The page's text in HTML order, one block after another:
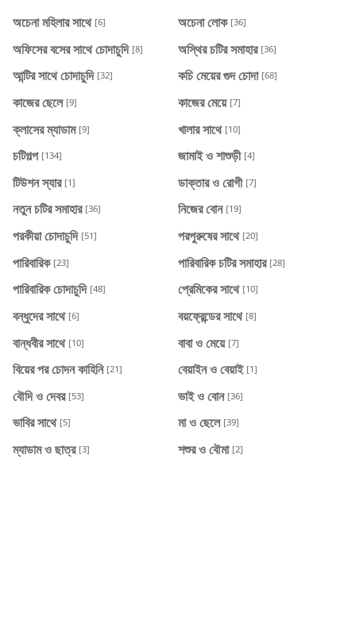
অচেনা মহিলার সাথে [6] অচেনা লোক [36]
অফিসের বসের সাথে চোদাচুদি [8] অস্থির চটির সমাহার [36]
আন্টির সাথে চোদাচুদি [32] কচি মেয়ের গুদ চোদা [68]
কাজের ছেলে [9] কাজের মেয়ে [7]
ক্লাসের ম্যাডাম [9] খালার সাথে [10]
চটিগল্প [134] জামাই ও শাশুড়ী [4]
টিউশন স্যার [1] ডাক্তার ও রোগী [7]
নতুন চটির সমাহার [36] নিজের বোন [19]
পরকীয়া চোদাচুদি [51] পরপুরুষের সাথে [20]
পারিবারিক [23] পারিবারিক চটির সমাহার [28]
পারিবারিক চোদাচুদি [48] প্রেমিকের সাথে [10]
বন্ধুদের সাথে [6] বয়ফ্রেন্ডের সাথে [8]
বান্ধবীর সাথে [10] বাবা ও মেয়ে [7]
বিয়ের পর চোদন কাহিনি [21] বেয়াইন ও বেয়াই [1]
বৌদি ও দেবর [53] ভাই ও বোন [36]
ভাবির সাথে [5] মা ও ছেলে [39]
ম্যাডাম ও ছাত্র [3] শশুর ও বৌমা [2]